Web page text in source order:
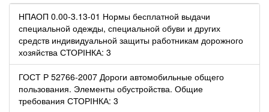
НПАОП 0.00-3.13-01 Нормы бесплатной выдачи
специальной одежды, специальной обуви и других
средств индивидуальной защиты работникам дорожного
хозяйства СТОРІНКА: 3
ГОСТ Р 52766-2007 Дороги автомобильные общего
пользования. Элементы обустройства. Общие
требования СТОРІНКА: 3